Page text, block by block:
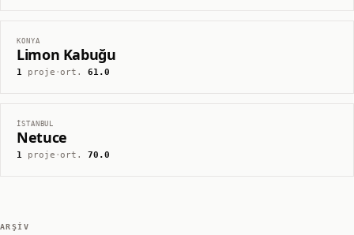
KONYA
Limon Kabuğu
1proje ·ort.61.0
İSTANBUL
Netuce
1proje ·ort.70.0
ARŞIV